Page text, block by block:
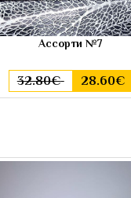
Ассорти №7
32.80€ 28.60€